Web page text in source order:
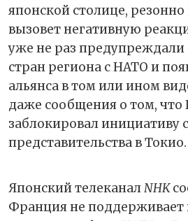
японской столице, резонно
вызовет негативную
уже не раз
стран региона с НАТО и
альянса в том или ином
даже сообщения о том,
заблокировал инициативу
представительства в Токио.
Японский телеканалNHK
Франция не поддерживает